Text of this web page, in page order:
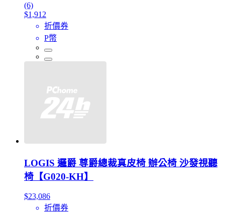
(6)
$1,912
折價券
P幣
LOGIS 邏爵 尊爵總裁真皮椅 辦公椅 沙發視聽
椅【G020-KH】
$23,086
折價券